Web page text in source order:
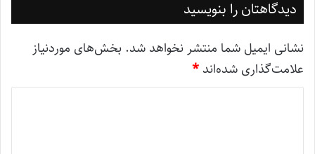
دیدگاهتان را بنویسید
نشانی ایمیل شما منتشر نخواهد شد. بخش‌های موردنیاز
علامت‌گذاری شده‌اند *